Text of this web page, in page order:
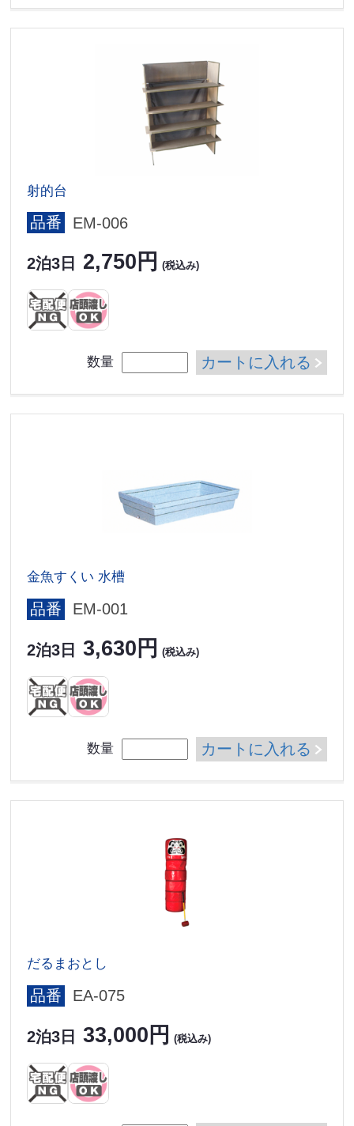
射的台
品番 EM-006
2泊3日 2,750円 (税込み)
数量 カートに入れる
金魚すくい 水槽
品番 EM-001
2泊3日 3,630円 (税込み)
数量 カートに入れる
だるまおとし
品番 EA-075
2泊3日 33,000円 (税込み)